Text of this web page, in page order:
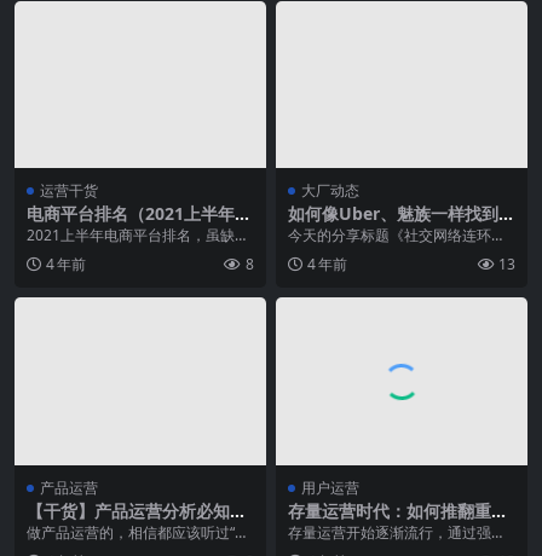
运营干货
电商平台排名（2021上半年电
商平台排名）
2021上半年电商平台排名，虽缺了
抖音和快手没写上外。总体来说数
据是比较全面的。...
4 年前 8
大厂动态
如何像Uber、魅族一样找到
“社交网络连环爆炸案”的引爆
源？
今天的分享标题《社交网络连环爆
炸案》有点恐怖，感觉要发生大事
了。先联想两个具有连...
4 年前 13
产品运营
【干货】产品运营分析必知的
万金油——漏斗模型
做产品运营的，相信都应该听过“漏
斗模型”这个名词，通俗点说，就是
用户运营
存量运营时代：如何推翻重建
会员成长体系
存量运营开始逐渐流行，通过强调
和优化会员体系提高用户留存是不